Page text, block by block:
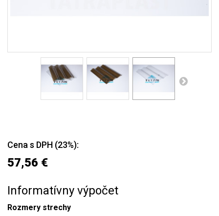
Cena s DPH (23%):
57,56 €
Informatívny výpočet
Rozmery strechy